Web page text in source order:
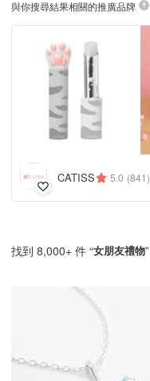
與你搜尋結果相關的推廣品牌
CATISS 5.0 (841)
找到 8,000+ 件 “女朋友禮物